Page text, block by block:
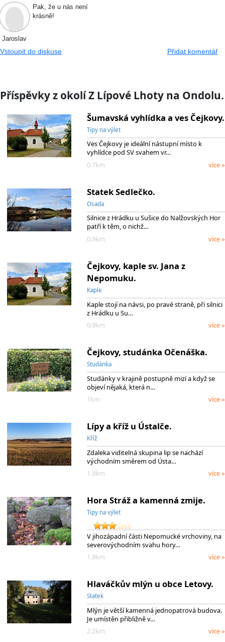
Jaroslav
Pak, že u nás není
krásně!
Vstoupit do diskuse Přidat komentář
Příspěvky z okolí Z Lípové Lhoty na Ondolu.
Šumavská vyhlídka a ves Čejkovy.
Tipy na výlet
Ves Čejkovy je ideální nástupní místo k
vyhlídce pod SV svahem vr…
0.7km
více »
Statek Sedlečko.
Osada
Silnice z Hrádku u Sušice do Nalžovských Hor
patří k těm, o nichž…
0.9km
více »
Čejkovy, kaple sv. Jana z
Nepomuku.
Kaple
Kaple stojí na návsi, po pravé straně, při silnici
z Hrádku u Su…
0.9km
více »
Čejkovy, studánka Očenáška.
Studánka
Studánky v krajině postupně mizí a když se
objeví nějaká, která n…
1km
více »
Lípy a kříž u Ústalče.
Kříž
Zdaleka viditelná skupina lip se nachází
východním směrem od Ústa…
1.9km
více »
Hora Stráž a kamenná zmije.
Tipy na výlet
V jihozápadní části Nepomucké vrchoviny, na
severovýchodním svahu hory…
1.9km
více »
Hlaváčkův mlýn u obce Letovy.
Statek
Mlýn je větší kamenná jednopatrová budova.
Je umístěn přibližně v…
2.2km
více »